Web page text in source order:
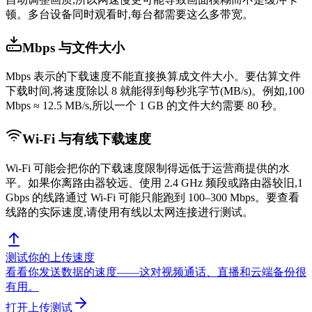
顿。多台设备同时观看时,每台都需要这么多带宽。
Mbps 与文件大小
Mbps 表示的下载速度不能直接换算成文件大小。要估算文件
下载时间,将速度除以 8 就能得到每秒兆字节(MB/s)。例如,100
Mbps ≈ 12.5 MB/s,所以一个 1 GB 的文件大约需要 80 秒。
Wi-Fi 与有线下载速度
Wi-Fi 可能会把你的下载速度限制得远低于运营商提供的水
平。如果你离路由器较远、使用 2.4 GHz 频段或路由器较旧,1
Gbps 的线路通过 Wi-Fi 可能只能跑到 100–300 Mbps。要查看
线路的实际速度,请使用有线以太网连接进行测试。
测试你的上传速度
看看你发送数据的速度——这对视频通话、直播和云端备份很
有用。
打开上传测试